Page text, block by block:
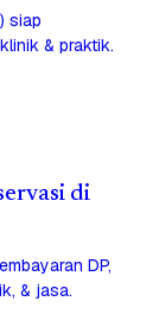
siap
& praktik.
di
DP,
& jasa.